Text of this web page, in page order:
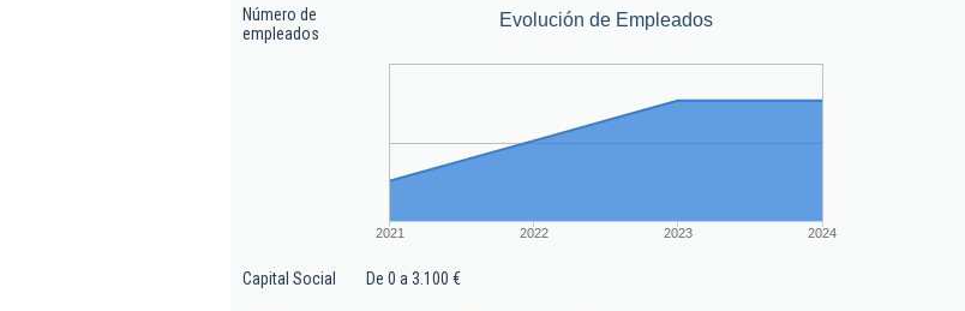
Número de
empleados
Evolución de Empleados
2021 2022 2023 2024
Capital Social De 0 a 3.100 €